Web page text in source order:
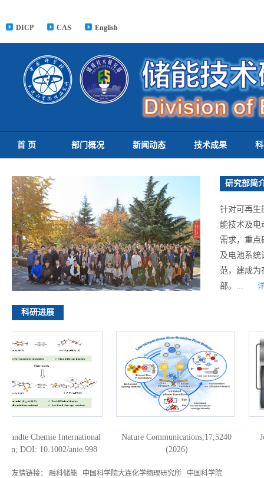
DICP CAS English
首 页 部门概况 新闻动态 技术成果
研究部简
针对可再生
能技术及电
需求，重点
及电池系统
范，建成为
部。...
科研进展
Chemie International
DOI: 10.1002/anie.998
Nature Communications,17,5240
(2026)
友情链接： 融科储能 中国科学院大连化学物理研究所 中国科学院